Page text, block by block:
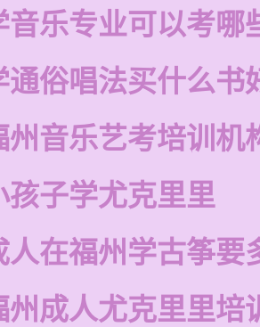
音乐专业可以考哪
通俗唱法买什么书
州音乐艺考培训机
孩子学尤克里里
人在福州学古筝要
州成人尤克里里培